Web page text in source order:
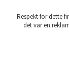
Respekt for dette
det var en